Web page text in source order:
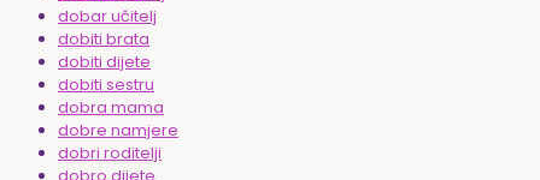
dobar učitelj
dobiti brata
dobiti dijete
dobiti sestru
dobra mama
dobre namjere
dobri roditelji